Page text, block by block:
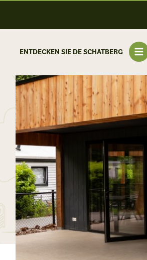
ENTDECKEN SIE DE SCHATBERG